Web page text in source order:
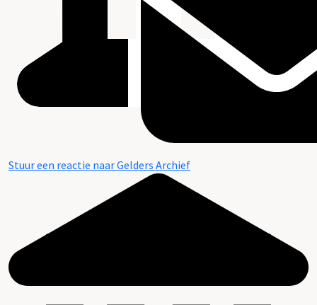
Stuur een reactie naar Gelders Archief